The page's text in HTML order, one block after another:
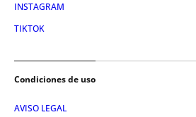
INSTAGRAM
TIKTOK
Condiciones de uso
AVISO LEGAL